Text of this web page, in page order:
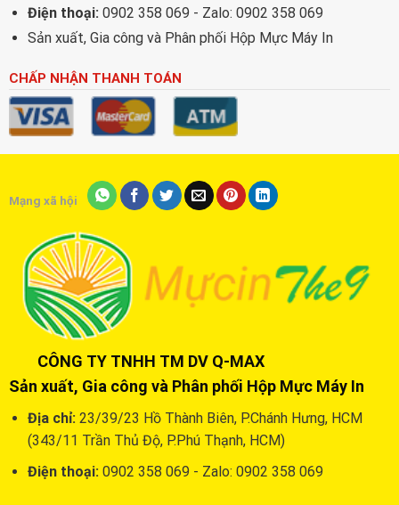
Điện thoại: 0902 358 069 - Zalo: 0902 358 069
Sản xuất, Gia công và Phân phối Hộp Mực Máy In
CHẤP NHẬN THANH TOÁN
Mạng xã hội
CÔNG TY TNHH TM DV Q-MAX
Sản xuất, Gia công và Phân phối Hộp Mực Máy In
Địa chỉ: 23/39/23 Hồ Thành Biên, P.Chánh Hưng, HCM
(343/11 Trần Thủ Độ, P.Phú Thạnh, HCM)
Điện thoại: 0902 358 069 - Zalo: 0902 358 069